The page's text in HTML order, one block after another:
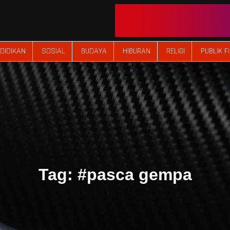
SOSIAL BUDAYA HIBURAN RELIGI PUBLIK
Tag: #pasca gempa